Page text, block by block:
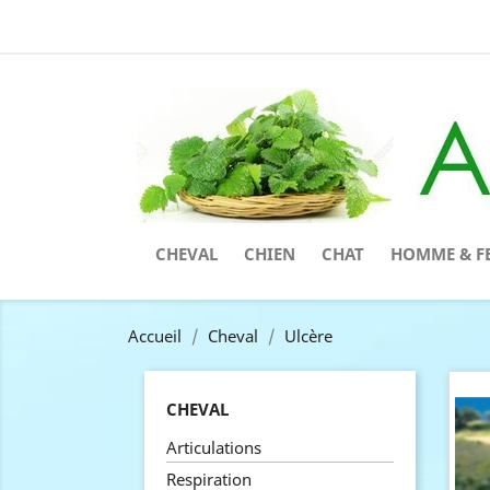
CHEVAL CHIEN CHAT HOMME &
Accueil Cheval Ulcère
CHEVAL
Articulations
Respiration